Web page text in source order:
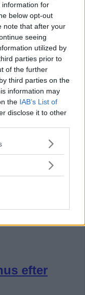
information for
below opt-out
note that after your
seeing
utilized by
parties prior to
of the further
third parties on the
information may
the IAB’s List of
disclose it to other
or more Google
You may click to
in below Google
– villor
med 2,5 procent
kan göra
efter